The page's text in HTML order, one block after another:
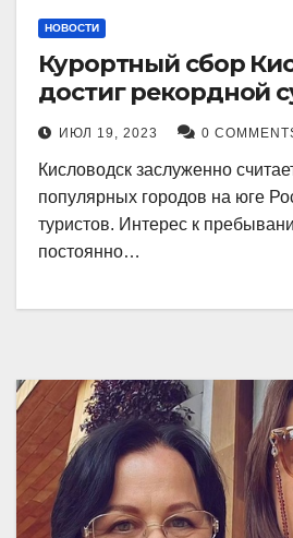
НОВОСТИ
Курортный сбор
достиг рекордной
ИЮЛ 19, 2023 0
Кисловодск заслуженно
популярных городов на юге
туристов. Интерес к
постоянно…